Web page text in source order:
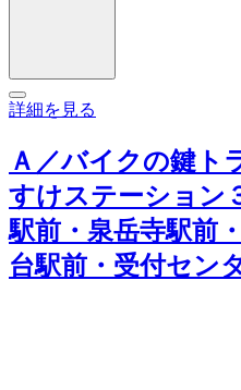
詳細を見る
Ａ／バイクの鍵ト
すけステーション
駅前・泉岳寺駅前
台駅前・受付セン